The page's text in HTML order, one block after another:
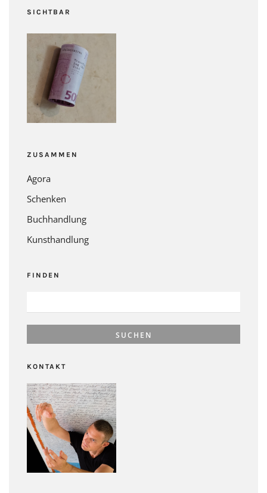
SICHTBAR
ZUSAMMEN
Agora
Schenken
Buchhandlung
Kunsthandlung
FINDEN
KONTAKT